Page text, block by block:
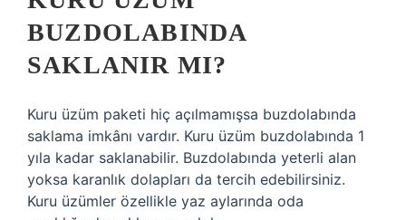
BUZDOLABINDA
SAKLANIR MI?
Kuru üzüm paketi hiç açılmamışsa buzdolabında
saklama imkânı vardır. Kuru üzüm buzdolabında 1
yıla kadar saklanabilir. Buzdolabında yeterli alan
yoksa karanlık dolapları da tercih edebilirsiniz.
Kuru üzümler özellikle yaz aylarında oda